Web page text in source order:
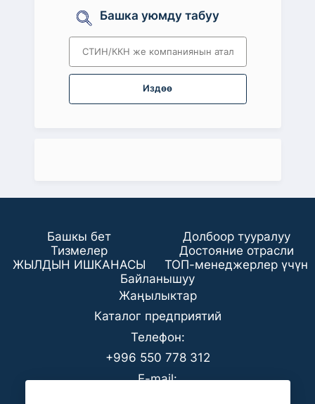
Башка уюмду табуу
Издөө
Башкы бет
Долбоор тууралуу
Тизмелер
Достояние отрасли
ЖЫЛДЫН ИШКАНАСЫ
ТОП-менеджерлер үчүн
Байланышуу
Жаңылыктар
Каталог предприятий
Телефон:
+996 550 778 312
E-mail: